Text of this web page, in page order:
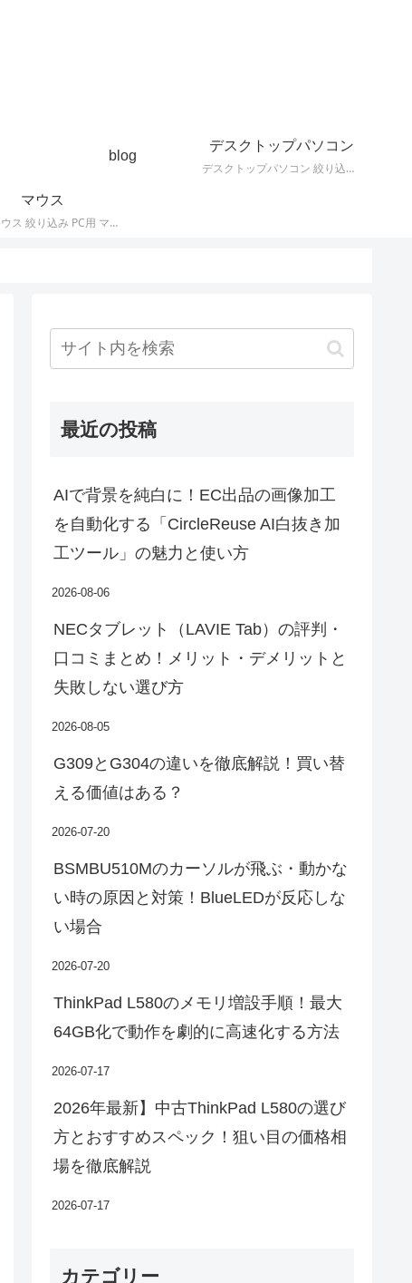
blog
デスクトップパソコン
デスクトップパソコン 絞り込み デスクトップPCの最新モデルやスペック・仕様に関する情報。
マウス
PC用 マウス 絞り込み PC用 マウス 最新モデルやスペック・仕様に関する情報。ワイヤレスマウス、有線マウス、接続タイプなど。
最近の投稿
AIで背景を純白に！EC出品の画像加工
を自動化する「CircleReuse AI白抜き加
工ツール」の魅力と使い方
2026-08-06
NECタブレット（LAVIE Tab）の評判・
口コミまとめ！メリット・デメリットと
失敗しない選び方
2026-08-05
G309とG304の違いを徹底解説！買い替
える価値はある？
2026-07-20
BSMBU510Mのカーソルが飛ぶ・動かな
い時の原因と対策！BlueLEDが反応しな
い場合
2026-07-20
ThinkPad L580のメモリ増設手順！最大
64GB化で動作を劇的に高速化する方法
2026-07-17
2026年最新】中古ThinkPad L580の選び
方とおすすめスペック！狙い目の価格相
場を徹底解説
2026-07-17
カテゴリー